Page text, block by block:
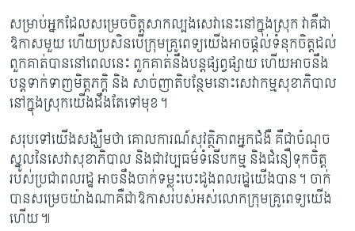
សម្រាប់អ្នកដែលសម្រេចចិត្តសាកល្បងសេវានេះនៅក្នុងស្រុក វាគឺជា
ឱកាសមួយ ហើយ​ប្រសិនបើ​ក្រុមគ្រូពេទ្យយើងអាចផ្តល់ទំនុកចិត្តដល់
ពួកគាត់បាននៅពេលនេះ ពួកគាត់នឹងបន្តផ្សព្វផ្សាយ ហើយអាច​នឹង
បន្តទាក់ទាញមិត្តភក្តិ និង សាច់ញាតិ​បន្ថែមនោះសេវាកម្ម​សុខាភិបាល​
នៅក្នុងស្រុកយើង​ដឹងតែ​ទៅ​មុខ។
សរុបទៅយើងសង្ឃឹមថា គោលការណ៍​សុវត្ថិភាពអ្នកជំងឺ គឺជាចំណុច
ស្នូលនៃសេវាសុខាភិបាល និងជាវប្បធម៌ទំនើបកម្ម និងជំនឿទុកចិត្ត
របស់ប្រជាពលរដ្ឋ អាចនឹងចាក់ទម្លុះបេះដូងពលរដ្ឋយើងបាន។​ ចាក់
បានសម្រេចយ៉ាងណាគឺជាឱកាសរបស់អស់លោកក្រុមគ្រូពេទ្យយើង
ហើយ៕​